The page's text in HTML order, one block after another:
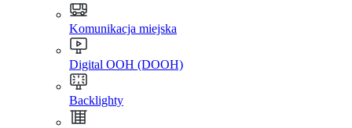
Komunikacja miejska
Digital OOH (DOOH)
Backlighty